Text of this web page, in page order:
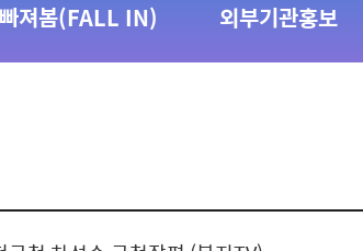
져봄(FALL IN) 외부기관홍보